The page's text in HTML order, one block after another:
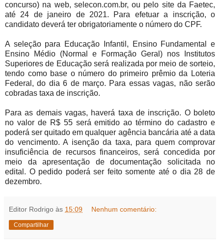
concurso) na web, selecon.com.br, ou pelo site da Faetec,
até 24 de janeiro de 2021. Para efetuar a inscrição, o
candidato deverá ter obrigatoriamente o número do CPF.
A seleção para Educação Infantil, Ensino Fundamental e
Ensino Médio (Normal e Formação Geral) nos Institutos
Superiores de Educação será realizada por meio de sorteio,
tendo como base o número do primeiro prêmio da Loteria
Federal, do dia 6 de março. Para essas vagas, não serão
cobradas taxa de inscrição.
Para as demais vagas, haverá taxa de inscrição. O boleto
no valor de R$ 55 será emitido ao término do cadastro e
poderá ser quitado em qualquer agência bancária até a data
do vencimento. A isenção da taxa, para quem comprovar
insuficiência de recursos financeiros, será concedida por
meio da apresentação de documentação solicitada no
edital. O pedido poderá ser feito somente até o dia 28 de
dezembro.
Editor Rodrigo às 15:09 Nenhum comentário:
Compartilhar